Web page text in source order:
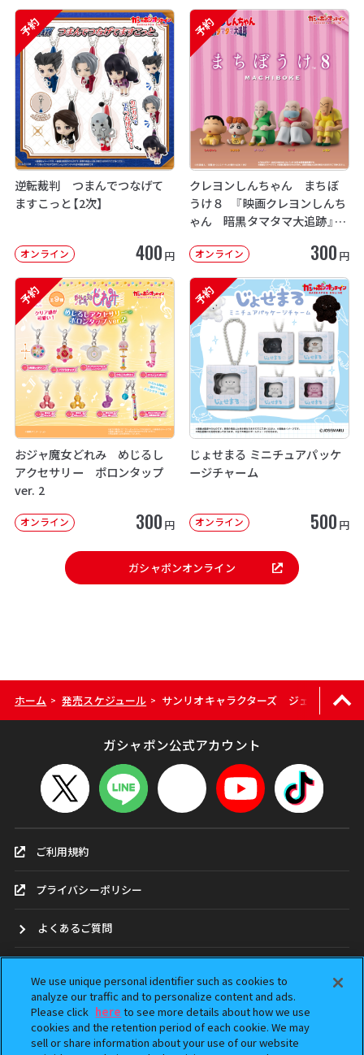
予約
逆転裁判 つまんでつなげて
ますこっと【2次】
オンライン 400 円
予約
クレヨンしんちゃん まちぼ
うけ８ 『映画クレヨンしんち
ゃん 暗黒タマタマ大追跡』【2
オンライン 300 円
予約
おジャ魔女どれみ めじるし
アクセサリー ポロンタップ
ver. 2
オンライン 300 円
予約
じょせまる ミニチュアパッケ
ージチャーム
オンライン 500 円
ガシャポンオンライン
ホーム > 発売スケジュール > サンリオキャラクターズ ジェムリーズ6
ガシャポン公式アカウント
ご利用規約
プライバシーポリシー
よくあるご質問
ガシャポンどこ？
アンケート
We use unique personal identifier such as cookies to
analyze our traffic and to personalize content and ads.
Please click here to see more details about how we use
cookies and the retention period of each cookie. We may
sell or share information about your use of our website